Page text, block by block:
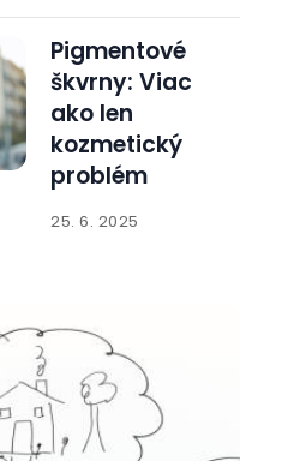
Pigmentové
škvrny: Viac
ako len
kozmetický
problém
25. 6. 2025